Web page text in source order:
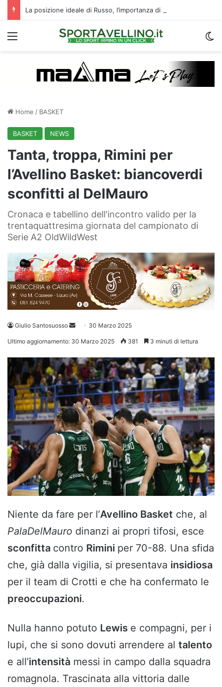
Menu
Home / BASKET
BASKET NEWS
Tanta, troppa, Rimini per
l’Avellino Basket: biancoverdi
sconfitti al DelMauro
Cronaca e tabellino dell'incontro valido per la
trentaquattresima giornata del campionato di
Serie A2 OldWildWest
Giulio Santosuosso
Invia 30 Marzo 2025
Ultimo aggiornamento: 30 Marzo 2025 381 3 minuti di lettura
Niente da fare per l’Avellino Basket che, al
PalaDelMauro dinanzi ai propri tifosi, esce
sconfitta contro Rimini per 70-88. Una sfida
che, già dalla vigilia, si presentava insidiosa
per il team di Crotti e che ha confermato le
preoccupazioni.
Nulla hanno potuto Lewis e compagni, per i
lupi, che si sono dovuti arrendere al talento
e all’intensità messi in campo dalla squadra
romagnola. Trascinata alla vittoria dalle